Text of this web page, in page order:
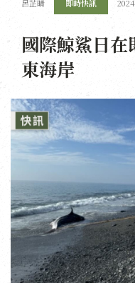
呂芷晴 即時快訊
國際鯨鯊日
東海岸